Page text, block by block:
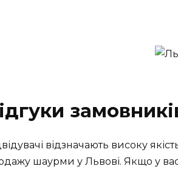
відзначають високу
шаурми у Львові. Якщо у